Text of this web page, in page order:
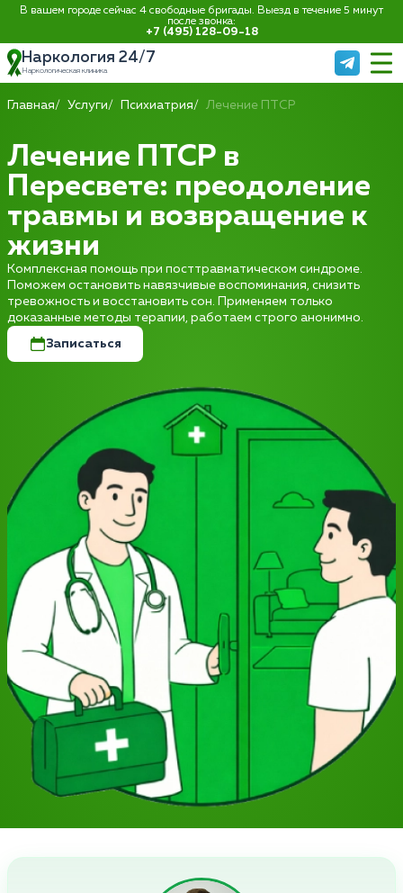
В вашем городе сейчас 4 свободные бригады. Выезд в течение 5 минут
после звонка:
+7 (495) 128-09-18
Наркология 24/7
Наркологическая клиника
Главная Услуги Психиатрия Лечение ПТСР
Лечение ПТСР в
Пересвете: преодоление
травмы и возвращение к
жизни
Комплексная помощь при посттравматическом синдроме.
Поможем остановить навязчивые воспоминания, снизить
тревожность и восстановить сон. Применяем только
доказанные методы терапии, работаем строго анонимно.
Записаться